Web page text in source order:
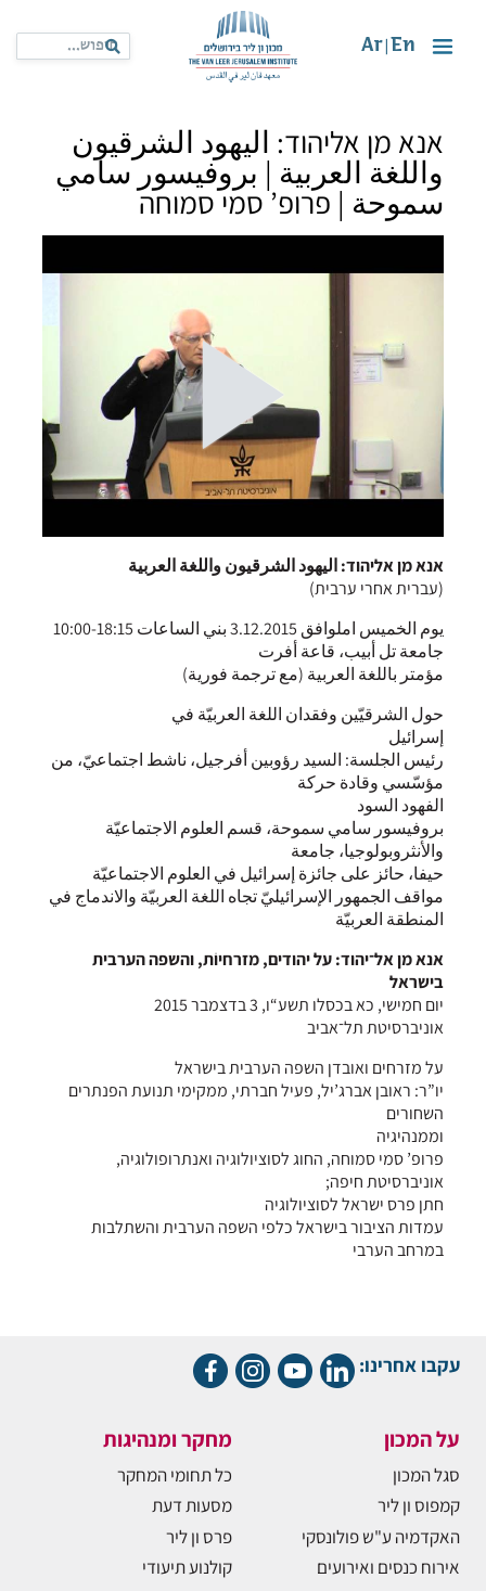
En
Ar
אנא מן אליהוד: اليهود الشرقيون
واللغة العربية | بروفيسور سامي
سموحة | פרופ’ סמי סמוחה
אנא מן אליהוד: اليهود الشرقيون واللغة العربية
(עברית אחרי ערבית)
يوم الخميس املوافق 3.12.2015 بني الساعات 18:15-10:00
جامعة تل أبيب، قاعة أفرت
مؤمتر باللغة العربية (مع ترجمة فورية)
حول الشرقيّين وفقدان اللغة العربيّة في
إسرائيل
رئيس الجلسة: السيد رؤوبين أفرجيل، ناشط اجتماعيّ، من
مؤسّسي وقادة حركة
الفهود السود
بروفيسور سامي سموحة، قسم العلوم الاجتماعيّة
والأنثروبولوجيا، جامعة
حيفا، حائز على جائزة إسرائيل في العلوم الاجتماعيّة
مواقف الجمهور الإسرائيليّ تجاه اللغة العربيّة والاندماج في
المنطقة العربيّة
אנא מן אל־יהוד: על יהודים, מזרחיוֹת, והשפה הערבית
בישראל
יום חמישי, כא בכסלו תשע“ו, 3 בדצמבר 2015
אוניברסיטת תל־אביב
על מזרחים ואובדן השפה הערבית בישראל
יו”ר: ראובן אברג’יל, פעיל חברתי, ממקימי תנועת הפנתרים
השחורים
וממנהיגיה
פרופ’ סמי סמוחה, החוג לסוציולוגיה ואנתרופולוגיה,
אוניברסיטת חיפה;
חתן פרס ישראל לסוציולוגיה
עמדות הציבור בישראל כלפי השפה הערבית והשתלבות
במרחב הערבי
עקבו אחרינו:
על המכון
סגל המכון
קמפוס ון ליר
האקדמיה ע"ש פולונסקי
אירוח כנסים ואירועים
מחקר ומנהיגות
כל תחומי המחקר
מסעות דעת
פרס ון ליר
קולנוע תיעודי